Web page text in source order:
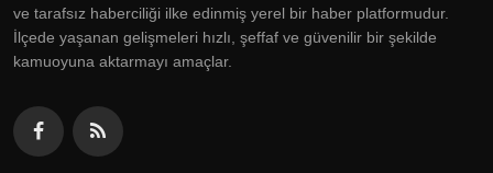
ve tarafsız haberciliği ilke edinmiş yerel bir haber platformudur.
İlçede yaşanan gelişmeleri hızlı, şeffaf ve güvenilir bir şekilde
kamuoyuna aktarmayı amaçlar.